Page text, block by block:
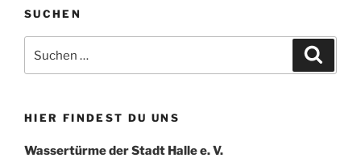
SUCHEN
nach:
HIER FINDEST DU UNS
Wassertürme der Stadt Halle e. V.